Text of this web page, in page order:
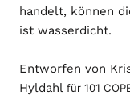
handelt, können
ist wasserdicht.
Entworfen von
Hyldahl für 101